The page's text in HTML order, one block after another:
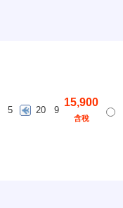
5 20 9
15,900
含稅